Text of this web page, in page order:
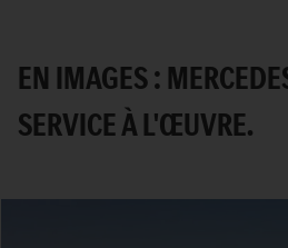
EN IMAGES :
SERVICE À L'ŒUVRE.